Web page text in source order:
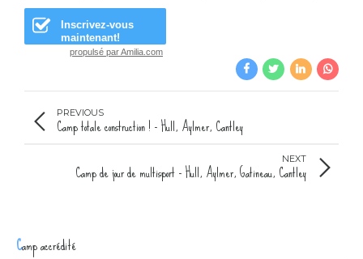
Inscrivez-vous
maintenant!
propulsé par Amilia.com
PREVIOUS
Camp totale construction ! - Hull, Aylmer, Cantley
NEXT
Camp de jour de multisport - Hull, Aylmer, Gatineau, Cantley
Camp accrédité